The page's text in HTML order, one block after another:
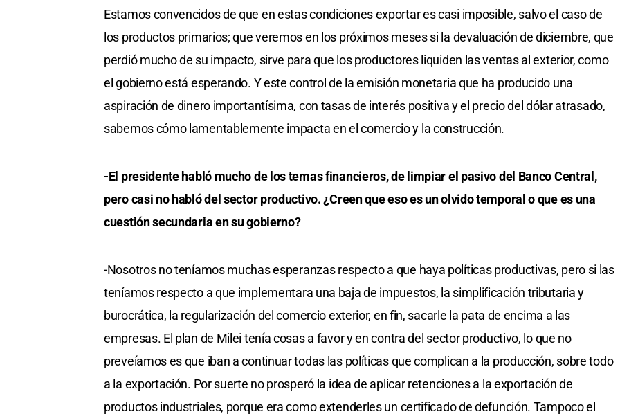
Estamos convencidos de que en estas condiciones exportar es casi imposible, salvo el caso de
los productos primarios; que veremos en los próximos meses si la devaluación de diciembre, que
perdió mucho de su impacto, sirve para que los productores liquiden las ventas al exterior, como
el gobierno está esperando. Y este control de la emisión monetaria que ha producido una
aspiración de dinero importantísima, con tasas de interés positiva y el precio del dólar atrasado,
sabemos cómo lamentablemente impacta en el comercio y la construcción.
-El presidente habló mucho de los temas financieros, de limpiar el pasivo del Banco Central,
pero casi no habló del sector productivo. ¿Creen que eso es un olvido temporal o que es una
cuestión secundaria en su gobierno?
-Nosotros no teníamos muchas esperanzas respecto a que haya políticas productivas, pero si las
teníamos respecto a que implementara una baja de impuestos, la simplificación tributaria y
burocrática, la regularización del comercio exterior, en fin, sacarle la pata de encima a las
empresas. El plan de Milei tenía cosas a favor y en contra del sector productivo, lo que no
preveíamos es que iban a continuar todas las políticas que complican a la producción, sobre todo
a la exportación. Por suerte no prosperó la idea de aplicar retenciones a la exportación de
productos industriales, porque era como extenderles un certificado de defunción. Tampoco el